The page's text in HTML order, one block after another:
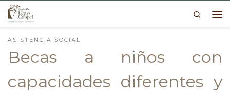
Skip to content
Search
ASISTENCIA SOCIAL
Becas a niños con
capacidades diferentes y